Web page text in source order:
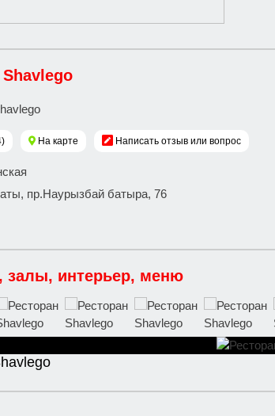
На карте Написать отзыв или вопрос
пр.Наурызбай батыра, 76
залы, интерьер, меню